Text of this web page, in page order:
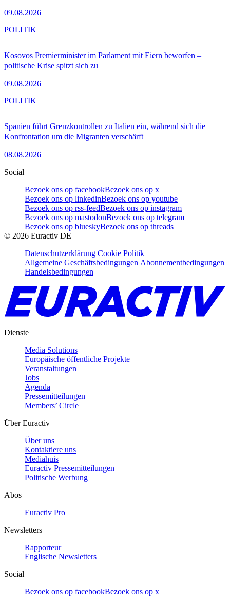
09.08.2026
Kosovos Premierminister im Parlament mit Eiern beworfen –
politische Krise spitzt sich zu
09.08.2026
POLITIK
Spanien führt Grenzkontrollen zu Italien ein, während sich die
Konfrontation um die Migranten verschärft
08.08.2026
POLITIK
Social
Bezoek ons op facebookBezoek ons op x
Bezoek ons op linkedinBezoek ons op youtube
Bezoek ons op rss-feedBezoek ons op instagram
Bezoek ons op mastodonBezoek ons op telegram
Bezoek ons op blueskyBezoek ons op threads
© 2026 Euractiv DE
Datenschutzerklärung Cookie Politik
Allgemeine Geschäftsbedingungen Abonnementbedingungen
Handelsbedingungen
Dienste
Media Solutions
Europäische öffentliche Projekte
Veranstaltungen
Jobs
Agenda
Pressemitteilungen
Members’ Circle
Über Euractiv
Über uns
Kontaktiere uns
Mediahuis
Euractiv Pressemitteilungen
Politische Werbung
Abos
Euractiv Pro
Newsletters
Rapporteur
Englische Newsletters
Social
Bezoek ons op facebookBezoek ons op x